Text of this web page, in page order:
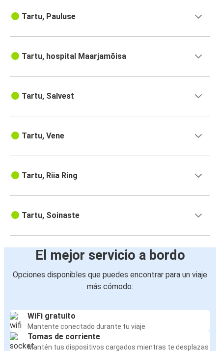
Tartu, Pauluse
Tartu, hospital Maarjamõisa
Tartu, Salvest
Tartu, Vene
Tartu, Riia Ring
Tartu, Soinaste
El mejor servicio a bordo
Opciones disponibles que puedes encontrar para un viaje
más cómodo:
WiFi gratuito
Mantente conectado durante tu viaje
Tomas de corriente
Mantén tus dispositivos cargados mientras te desplazas